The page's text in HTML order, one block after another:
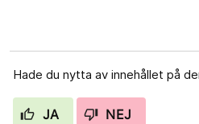
Hade du nytta av innehållet på
JA NEJ